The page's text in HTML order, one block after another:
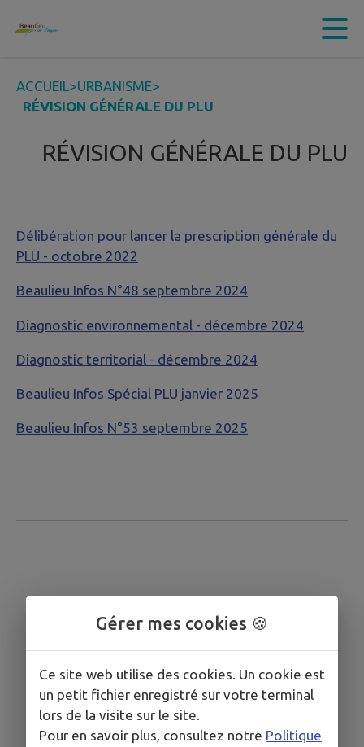
Contenu
ACCUEIL>URBANISME>
RÉVISION GÉNÉRALE DU PLU
RÉVISION GÉNÉRALE DU PLU
Délibération pour lancer la prescription générale du
PLU - octobre 2022
Beaulieu Infos N°48 septembre 2024
Diagnostic environnemental - décembre 2024
Diagnostic territorial - décembre 2024
Beaulieu Infos Spécial PLU janvier 2025
Beaulieu Infos N°53 septembre 2025
Gérer mes cookies 🍪
Ce site web utilise des cookies. Un cookie est
un petit fichier enregistré sur votre terminal
lors de la visite sur le site.
Pour en savoir plus, consultez notre Politique